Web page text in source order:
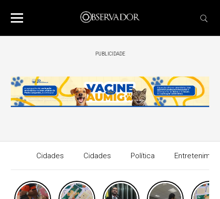
PUBLICIDADE
Cidades Cidades Política